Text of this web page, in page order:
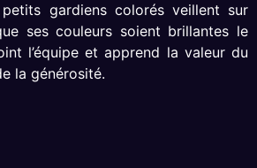
gardiens colorés veillent sur
ses couleurs soient brillantes le
l’équipe et apprend la valeur du
la générosité.